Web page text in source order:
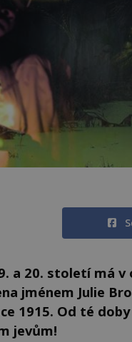
a 20. století má
jménem Julie
1915. Od té
jevům!